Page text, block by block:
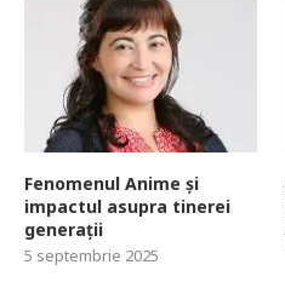
Fenomenul Anime și
impactul asupra tinerei
generații
5 septembrie 2025